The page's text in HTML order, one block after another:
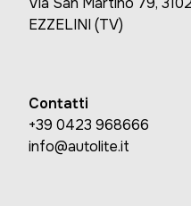
EZZELINI (TV)
Contatti
+39 0423 968666
info@autolite.it